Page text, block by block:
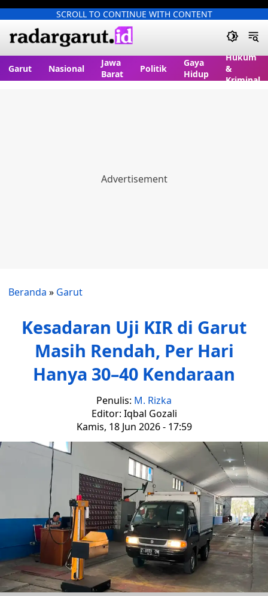
SCROLL TO CONTINUE WITH CONTENT
Garut Nasional
Jawa
Barat
Politik
Gaya
Hidup
Hukum
&
Kriminal
Beranda » Garut
Kesadaran Uji KIR di Garut
Masih Rendah, Per Hari
Hanya 30–40 Kendaraan
Penulis: M. Rizka
Editor: Iqbal Gozali
Kamis, 18 Jun 2026 - 17:59